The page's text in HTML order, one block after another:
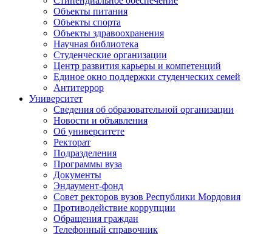
Объекты питания
Объекты спорта
Объекты здравоохранения
Научная библиотека
Студенческие организации
Центр развития карьеры и компетенций
Единое окно поддержки студенческих семей
Антитеррор
Университет
Сведения об образовательной организации
Новости и объявления
Об университете
Ректорат
Подразделения
Программы вуза
Документы
Эндаумент-фонд
Совет ректоров вузов Республики Мордовия
Противодействие коррупции
Обращения граждан
Телефонный справочник